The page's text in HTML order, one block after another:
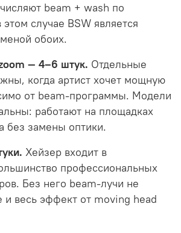
beam + wash по
случае BSW является
обоих.
— 4–6 штук. Отдельные
когда артист хочет мощную
от beam-программы. Модели
работают на площадках
без замены оптики.
Хейзер входит в
профессиональных
Без него beam-лучи не
и весь эффект от moving head